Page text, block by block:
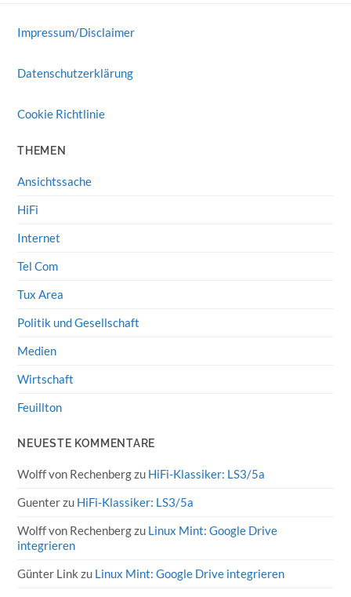
Impressum/Disclaimer
Datenschutzerklärung
Cookie Richtlinie
THEMEN
Ansichtssache
HiFi
Internet
Tel Com
Tux Area
Politik und Gesellschaft
Medien
Wirtschaft
Feuillton
NEUESTE KOMMENTARE
Wolff von Rechenbergzu HiFi-Klassiker: LS3/5a
Guenterzu HiFi-Klassiker: LS3/5a
Wolff von Rechenbergzu Linux Mint: Google Drive
integrieren
Günter Link zu Linux Mint: Google Drive integrieren